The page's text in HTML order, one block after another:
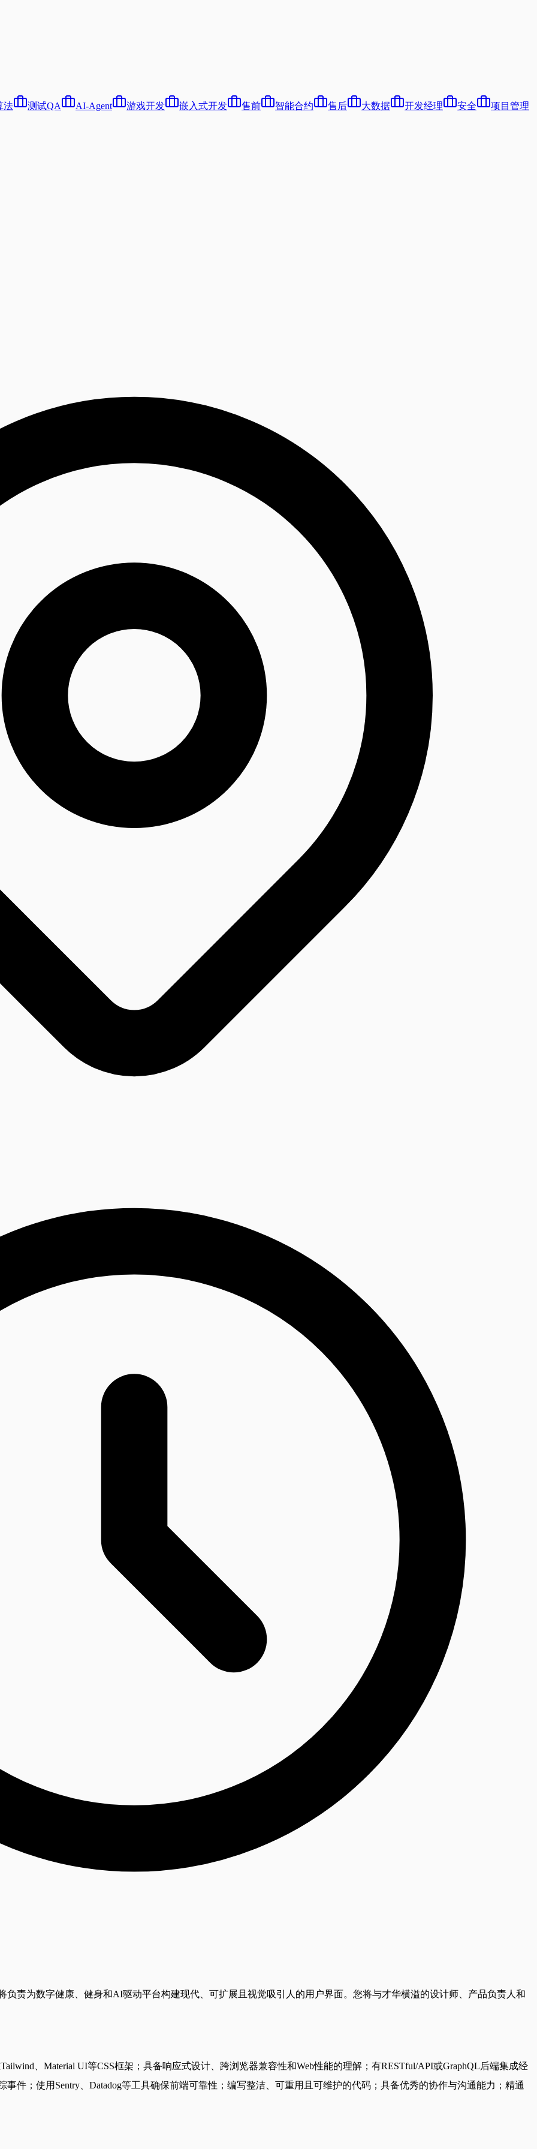
法 测试QA AI-Agent 游戏开发 嵌入式开发 售前 智能合约 售后 大数据 开发经理 安全 项目管理
负责为数字健康、健身和AI驱动平台构建现代、可扩展且视觉吸引人的用户界面。您将与才华横溢的设计师、产品负责人和
、Material UI等CSS框架；具备响应式设计、跨浏览器兼容性和Web性能的理解；有RESTful/API或GraphQL后端集成经
件；使用Sentry、Datadog等工具确保前端可靠性；编写整洁、可重用且可维护的代码；具备优秀的协作与沟通能力；精通